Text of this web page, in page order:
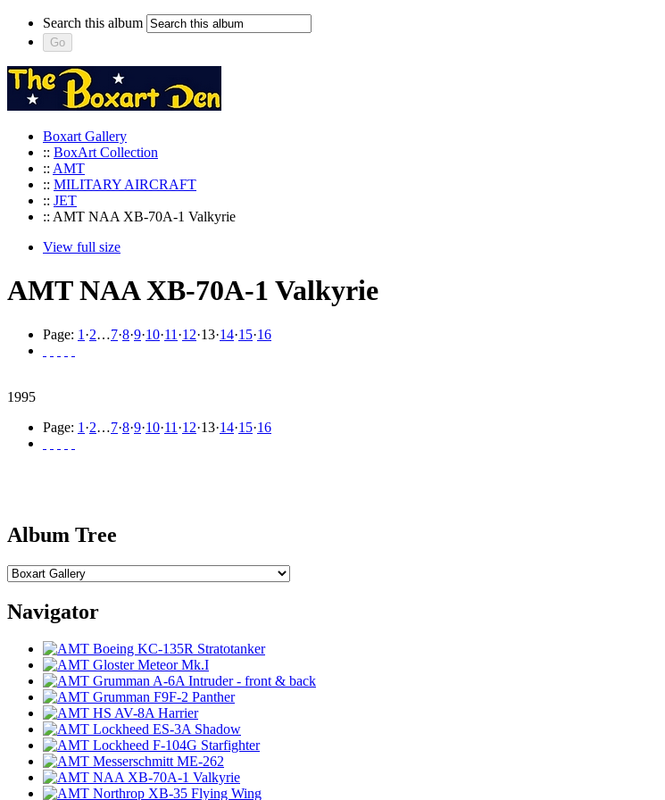
Search this album
Boxart Gallery
:: BoxArt Collection
:: AMT
:: MILITARY AIRCRAFT
:: JET
:: AMT NAA XB-70A-1 Valkyrie
View full size
AMT NAA XB-70A-1 Valkyrie
Page: 1 ·2…7·8·9·10·11 ·12·13·14·15·16
1995
Page: 1 ·2…7·8·9·10·11 ·12·13·14·15·16
Album Tree
Navigator